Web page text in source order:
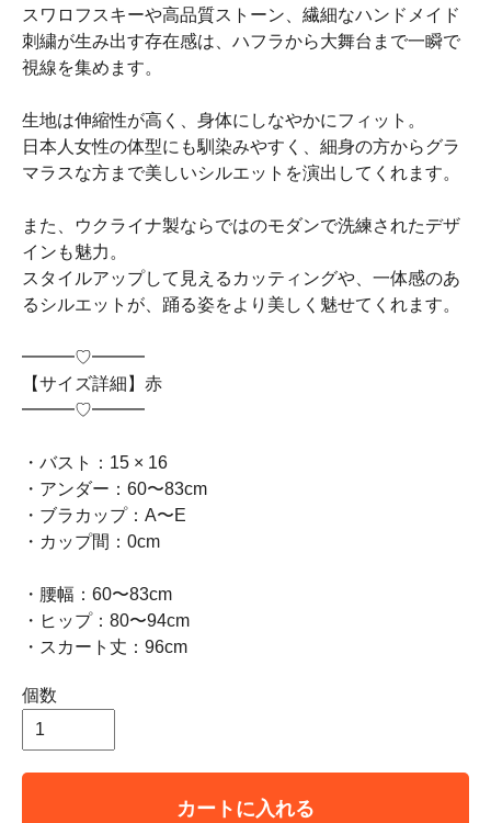
スワロフスキーや高品質ストーン、繊細なハンドメイド
刺繍が生み出す存在感は、ハフラから大舞台まで一瞬で
視線を集めます。
生地は伸縮性が高く、身体にしなやかにフィット。
日本人女性の体型にも馴染みやすく、細身の方からグラ
マラスな方まで美しいシルエットを演出してくれます。
また、ウクライナ製ならではのモダンで洗練されたデザ
インも魅力。
スタイルアップして見えるカッティングや、一体感のあ
るシルエットが、踊る姿をより美しく魅せてくれます。
━━━♡━━━
【サイズ詳細】赤
━━━♡━━━
・バスト：15 × 16
・アンダー：60〜83cm
・ブラカップ：A〜E
・カップ間：0cm
・腰幅：60〜83cm
・ヒップ：80〜94cm
・スカート丈：96cm
個数
カートに入れる